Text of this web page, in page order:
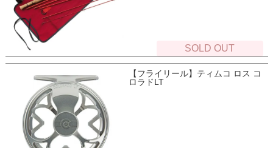
SOLD OUT
【フライリール】ティムコ ロス コ
ロラドLT